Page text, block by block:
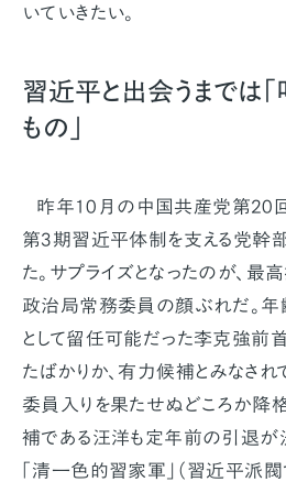
いていきたい。
習近平と出会うまでは
もの」
昨年10月の中国共産党第20回
第3期習近平体制を支える党幹
た。サプライズとなったのが、最
政治局常務委員の顔ぶれだ。
として留任可能だった李克強前
たばかりか、有力候補とみなさ
委員入りを果たせぬどころか降
補である汪洋も定年前の引退が決
「清一色的習家軍」（習近平派